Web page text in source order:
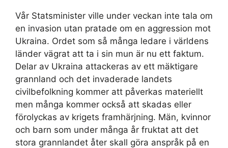
Vår Statsminister ville under veckan inte tala om
en invasion utan pratade om en aggression mot
Ukraina. Ordet som så många ledare i världens
länder vägrat att ta i sin mun är nu ett faktum.
Delar av Ukraina attackeras av ett mäktigare
grannland och det invaderade landets
civilbefolkning kommer att påverkas materiellt
men många kommer också att skadas eller
förolyckas av krigets framhärjning. Män, kvinnor
och barn som under många år fruktat att det
stora grannlandet åter skall göra anspråk på en